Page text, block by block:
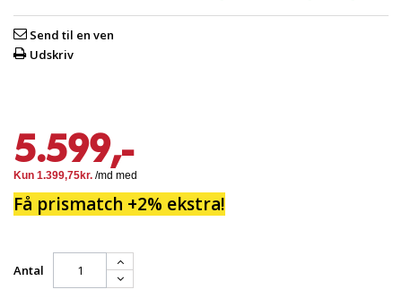
Send til en ven
Udskriv
5.599,-
Få prismatch +2% ekstra!
Antal